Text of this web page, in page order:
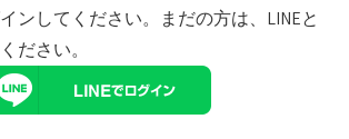
ンしてください。まだの方は、 LINEと
ださい。